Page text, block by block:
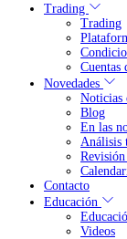
Trading
Trading
Cuentas
Novedades
Noticias
Blog
En las
Análisis
Revisión
Contacto
Educación
Videos